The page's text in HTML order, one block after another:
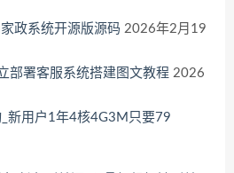
政系统开源版源码 2026年2月19
部署客服系统搭建图文教程 2026
新用户1年4核4G3M只要79